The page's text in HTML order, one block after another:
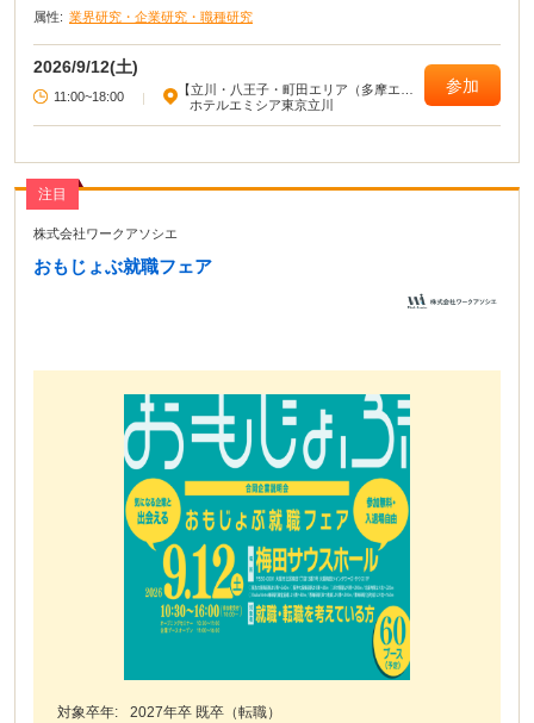
属性: 業界研究・企業研究・職種研究
2026/9/12(土)
11:00~18:00 |
【立川・八王子・町田エリア（多摩エリ
ア）】
ホテルエミシア東京立川
参加
注目
株式会社ワークアソシエ
おもじょぶ就職フェア
対象卒年:
2027年卒 既卒（転職）